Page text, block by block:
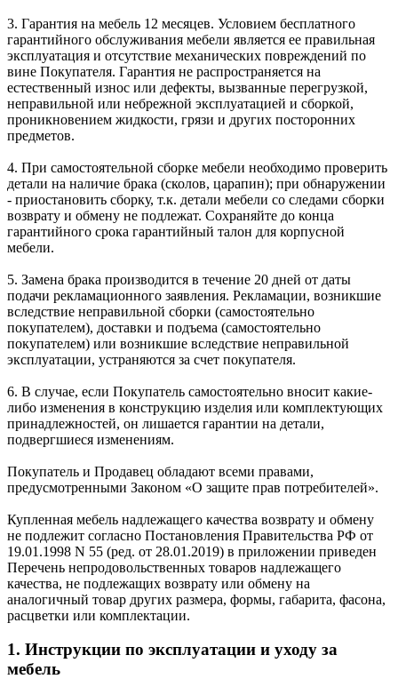
3. Гарантия на мебель 12 месяцев. Условием бесплатного
гарантийного обслуживания мебели является ее правильная
эксплуатация и отсутствие механических повреждений по
вине Покупателя. Гарантия не распространяется на
естественный износ или дефекты, вызванные перегрузкой,
неправильной или небрежной эксплуатацией и сборкой,
проникновением жидкости, грязи и других посторонних
предметов.
4. При самостоятельной сборке мебели необходимо проверить
детали на наличие брака (сколов, царапин); при обнаружении
- приостановить сборку, т.к. детали мебели со следами сборки
возврату и обмену не подлежат. Сохраняйте до конца
гарантийного срока гарантийный талон для корпусной
мебели.
5. Замена брака производится в течение 20 дней от даты
подачи рекламационного заявления. Рекламации, возникшие
вследствие неправильной сборки (самостоятельно
покупателем), доставки и подъема (самостоятельно
покупателем) или возникшие вследствие неправильной
эксплуатации, устраняются за счет покупателя.
6. В случае, если Покупатель самостоятельно вносит какие-
либо изменения в конструкцию изделия или комплектующих
принадлежностей, он лишается гарантии на детали,
подвергшиеся изменениям.
Покупатель и Продавец обладают всеми правами,
предусмотренными Законом «О защите прав потребителей».
Купленная мебель надлежащего качества возврату и обмену
не подлежит согласно Постановления Правительства РФ от
19.01.1998 N 55 (ред. от 28.01.2019) в приложении приведен
Перечень непродовольственных товаров надлежащего
качества, не подлежащих возврату или обмену на
аналогичный товар других размера, формы, габарита, фасона,
расцветки или комплектации.
1. Инструкции по эксплуатации и уходу за
мебель